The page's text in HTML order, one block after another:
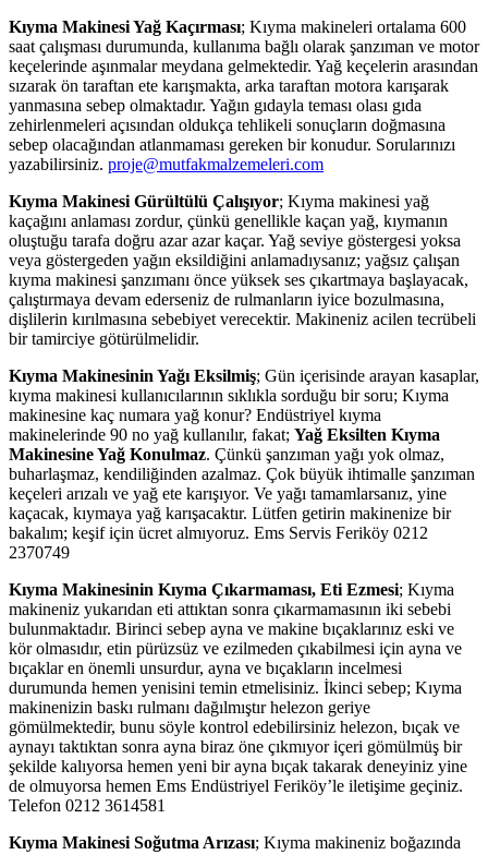
Kıyma Makinesi Yağ Kaçırması; Kıyma makineleri ortalama 600
saat çalışması durumunda, kullanıma bağlı olarak şanzıman ve motor
keçelerinde aşınmalar meydana gelmektedir. Yağ keçelerin arasından
sızarak ön taraftan ete karışmakta, arka taraftan motora karışarak
yanmasına sebep olmaktadır. Yağın gıdayla teması olası gıda
zehirlenmeleri açısından oldukça tehlikeli sonuçların doğmasına
sebep olacağından atlanmaması gereken bir konudur. Sorularınızı
yazabilirsiniz. proje@mutfakmalzemeleri.com
Kıyma Makinesi Gürültülü Çalışıyor; Kıyma makinesi yağ
kaçağını anlaması zordur, çünkü genellikle kaçan yağ, kıymanın
oluştuğu tarafa doğru azar azar kaçar. Yağ seviye göstergesi yoksa
veya göstergeden yağın eksildiğini anlamadıysanız; yağsız çalışan
kıyma makinesi şanzımanı önce yüksek ses çıkartmaya başlayacak,
çalıştırmaya devam ederseniz de rulmanların iyice bozulmasına,
dişlilerin kırılmasına sebebiyet verecektir. Makineniz acilen tecrübeli
bir tamirciye götürülmelidir.
Kıyma Makinesinin Yağı Eksilmiş; Gün içerisinde arayan kasaplar,
kıyma makinesi kullanıcılarının sıklıkla sorduğu bir soru; Kıyma
makinesine kaç numara yağ konur? Endüstriyel kıyma
makinelerinde 90 no yağ kullanılır, fakat; Yağ Eksilten Kıyma
Makinesine Yağ Konulmaz. Çünkü şanzıman yağı yok olmaz,
buharlaşmaz, kendiliğinden azalmaz. Çok büyük ihtimalle şanzıman
keçeleri arızalı ve yağ ete karışıyor. Ve yağı tamamlarsanız, yine
kaçacak, kıymaya yağ karışacaktır. Lütfen getirin makinenize bir
bakalım; keşif için ücret almıyoruz. Ems Servis Feriköy 0212
2370749
Kıyma Makinesinin Kıyma Çıkarmaması, Eti Ezmesi; Kıyma
makineniz yukarıdan eti attıktan sonra çıkarmamasının iki sebebi
bulunmaktadır. Birinci sebep ayna ve makine bıçaklarınız eski ve
kör olmasıdır, etin pürüzsüz ve ezilmeden çıkabilmesi için ayna ve
bıçaklar en önemli unsurdur, ayna ve bıçakların incelmesi
durumunda hemen yenisini temin etmelisiniz. İkinci sebep; Kıyma
makinenizin baskı rulmanı dağılmıştır helezon geriye
gömülmektedir, bunu söyle kontrol edebilirsiniz helezon, bıçak ve
aynayı taktıktan sonra ayna biraz öne çıkmıyor içeri gömülmüş bir
şekilde kalıyorsa hemen yeni bir ayna bıçak takarak deneyiniz yine
de olmuyorsa hemen Ems Endüstriyel Feriköy’le iletişime geçiniz.
Telefon 0212 3614581
Kıyma Makinesi Soğutma Arızası; Kıyma makineniz boğazında